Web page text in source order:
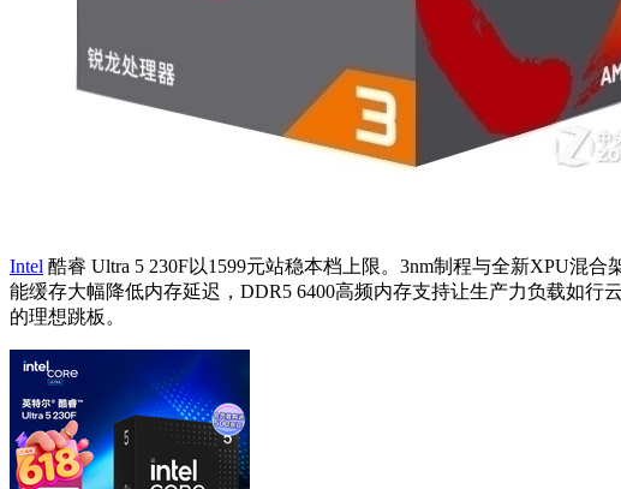
Intel 酷睿 Ultra 5 230F以1599元站稳本档上限。3nm制程与全新XPU混
能缓存大幅降低内存延迟，DDR5 6400高频内存支持让生产力负载如
的理想跳板。